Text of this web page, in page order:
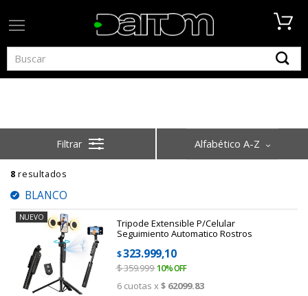
8 resultados
Alfabético A-Z
BLANCO
NUEVO
Tripode Extensible P/celular
Seguimiento Automatico Rostros
$323.999,10
10
$359.999
6cuotas x$ 62099.83